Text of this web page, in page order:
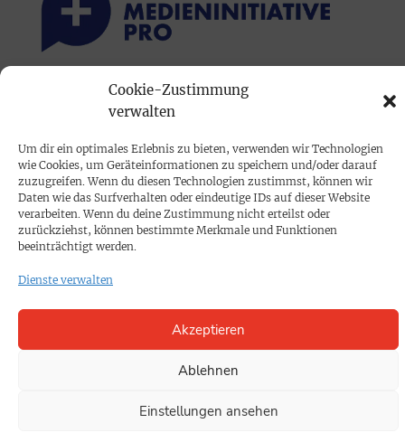
Cookie-Zustimmung
verwalten
Um dir ein optimales Erlebnis zu bieten, verwenden wir Technologien
wie Cookies, um Geräteinformationen zu speichern und/oder darauf
zuzugreifen. Wenn du diesen Technologien zustimmst, können wir
Daten wie das Surfverhalten oder eindeutige IDs auf dieser Website
verarbeiten. Wenn du deine Zustimmung nicht erteilst oder
zurückziehst, können bestimmte Merkmale und Funktionen
beeinträchtigt werden.
Dienste verwalten
Akzeptieren
Ablehnen
Einstellungen ansehen
PRINTAUSGABE
PROKOMPAKT
Impressum
SPENDEN
Datenschutz